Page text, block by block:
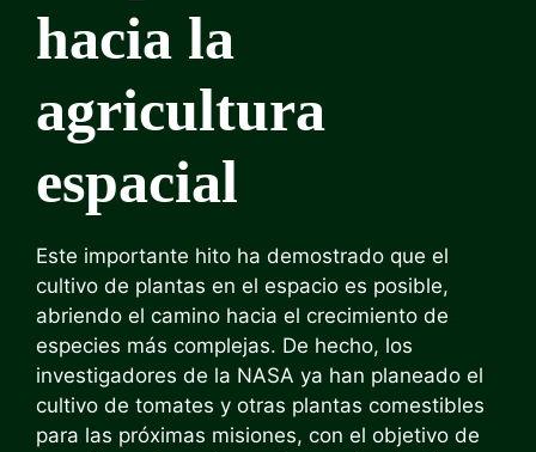
hacia la
agricultura
espacial
Este importante hito ha demostrado que el
cultivo de plantas en el espacio es posible,
abriendo el camino hacia el crecimiento de
especies más complejas. De hecho, los
investigadores de la NASA ya han planeado el
cultivo de tomates y otras plantas comestibles
para las próximas misiones, con el objetivo de